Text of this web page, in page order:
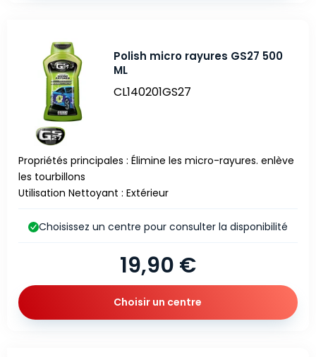
Polish micro rayures GS27 500
ML
CL140201GS27
Propriétés principales : Élimine les micro-rayures. enlève
les tourbillons
Utilisation Nettoyant : Extérieur
19,90 €
Choisissez un centre pour consulter la disponibilité
Choisir un centre